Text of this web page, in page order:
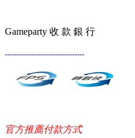
Gameparty 收 款 銀 行
---------------------------------
官方推薦付款方式